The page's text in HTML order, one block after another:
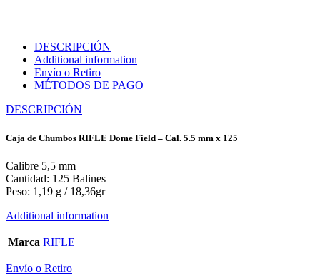
DESCRIPCIÓN
Additional information
Envío o Retiro
MÉTODOS DE PAGO
DESCRIPCIÓN
Caja de Chumbos RIFLE Dome Field – Cal. 5.5 mm x 125
Calibre 5,5 mm
Cantidad: 125 Balines
Peso: 1,19 g / 18,36gr
Additional information
Marca RIFLE
Envío o Retiro